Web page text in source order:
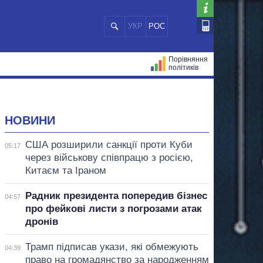
УКР РОС
Порівняння
політиків
НОВИНИ
05:17
США розширили санкції проти Куби
через військову співпрацю з росією,
Китаєм та Іраном
04:57
Радник президента попередив бізнес
про фейкові листи з погрозами атак
дронів
04:39
Трамп підписав укази, які обмежують
право на громадянство за народженням